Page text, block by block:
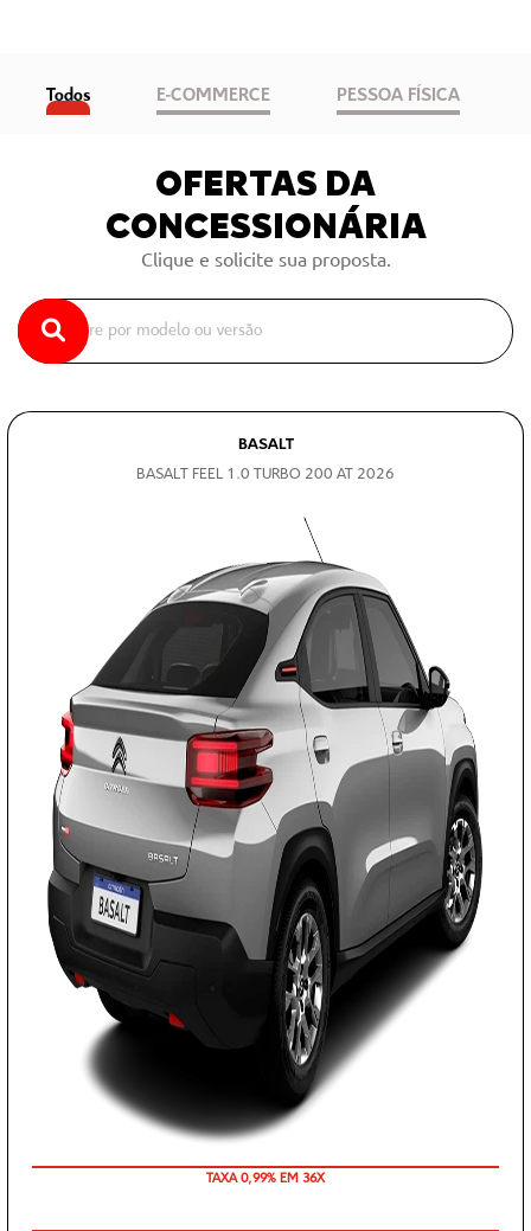
Todos E-COMMERCE PESSOA FÍSICA
OFERTAS DA
CONCESSIONÁRIA
Clique e solicite sua proposta.
BASALT
BASALT FEEL 1.0 TURBO 200 AT 2026